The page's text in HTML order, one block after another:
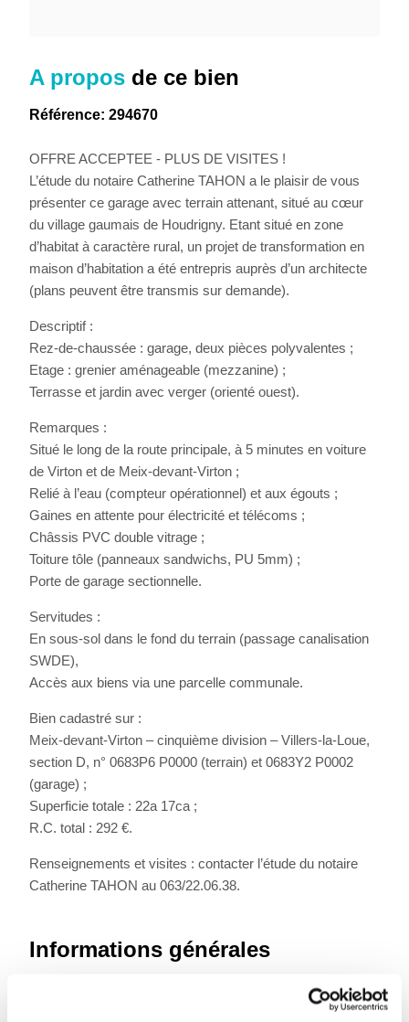
A propos de ce bien
Référence: 294670
OFFRE ACCEPTEE - PLUS DE VISITES !
L’étude du notaire Catherine TAHON a le plaisir de vous
présenter ce garage avec terrain attenant, situé au cœur
du village gaumais de Houdrigny. Etant situé en zone
d’habitat à caractère rural, un projet de transformation en
maison d’habitation a été entrepris auprès d’un architecte
(plans peuvent être transmis sur demande).
Descriptif :
Rez-de-chaussée : garage, deux pièces polyvalentes ;
Etage : grenier aménageable (mezzanine) ;
Terrasse et jardin avec verger (orienté ouest).
Remarques :
Situé le long de la route principale, à 5 minutes en voiture
de Virton et de Meix-devant-Virton ;
Relié à l’eau (compteur opérationnel) et aux égouts ;
Gaines en attente pour électricité et télécoms ;
Châssis PVC double vitrage ;
Toiture tôle (panneaux sandwichs, PU 5mm) ;
Porte de garage sectionnelle.
Servitudes :
En sous-sol dans le fond du terrain (passage canalisation
SWDE),
Accès aux biens via une parcelle communale.
Bien cadastré sur :
Meix-devant-Virton – cinquième division – Villers-la-Loue,
section D, n° 0683P6 P0000 (terrain) et 0683Y2 P0002
(garage) ;
Superficie totale : 22a 17ca ;
R.C. total : 292 €.
Renseignements et visites : contacter l’étude du notaire
Catherine TAHON au 063/22.06.38.
Informations générales